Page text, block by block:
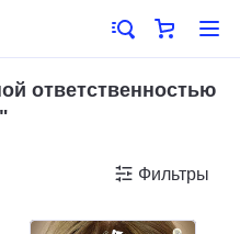
ответственностью
Фильтры